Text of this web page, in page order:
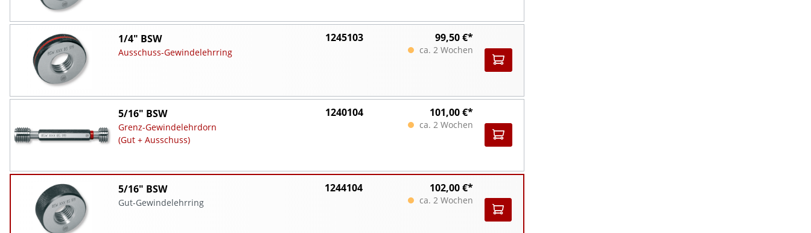
1/4" BSW
Ausschuss-Gewindelehrring
1245103 99,50 €*
ca. 2 Wochen
5/16" BSW
Grenz-Gewindelehrdorn
(Gut + Ausschuss)
1240104 101,00 €*
ca. 2 Wochen
5/16" BSW
Gut-Gewindelehrring
1244104 102,00 €*
ca. 2 Wochen